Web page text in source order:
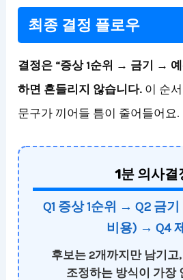
최종 결정 플로우
결정은 “증상 1순위 → 금기 →
하면 흔들리지 않습니다. 이 순
문구가 끼어들 틈이 줄어들어요.
1분 의사결
Q1 증상 1순위 → Q2 금
비용) → Q4
후보는 2개까지만 남기고
조정하는 방식이 가장